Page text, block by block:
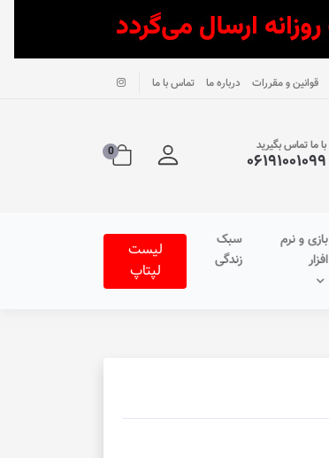
قوانین و مقررات درباره ما تماس با ما
با ما تماس بگیرید
۰۶۱۹۱۰۰۱۰۹۹ 0
بازی و نرم
افزار
سبک
زندگی
لیست
لپتاپ